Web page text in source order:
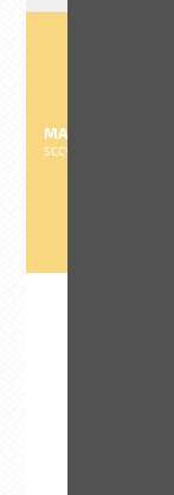
MAITRE
SCCV PLEIN SUD (BATI